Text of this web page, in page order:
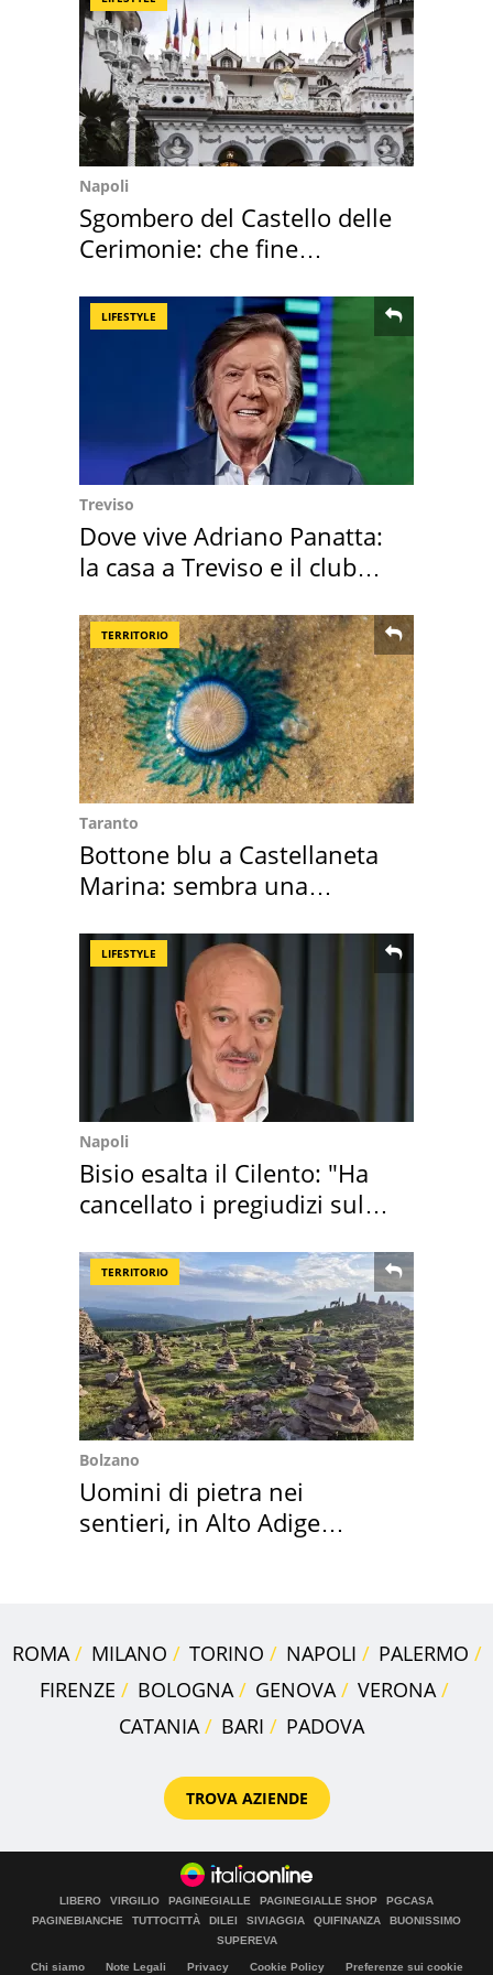
Napoli
Sgombero del Castello delle
Cerimonie: che fine
LIFESTYLE
Treviso
Dove vive Adriano Panatta:
la casa a Treviso e il club
TERRITORIO
Taranto
Bottone blu a Castellaneta
Marina: sembra una
LIFESTYLE
Napoli
Bisio esalta il Cilento: "Ha
cancellato i pregiudizi sul
TERRITORIO
Bolzano
Uomini di pietra nei
sentieri, in Alto Adige
ROMA MILANO TORINO NAPOLI
PALERMO
FIRENZE
BOLOGNA GENOVA
VERONA
CATANIA
BARI PADOVA
TROVA AZIENDE
LIBERO VIRGILIO PAGINEGIALLE PAGINEGIALLE SHOP
PGCASA
PAGINEBIANCHE
TUTTOCITTÀ DILEI SIVIAGGIA QUIFINANZA
BUONISSIMO
SUPEREVA
Chi siamo Note Legali Privacy Cookie Policy
Preferenze sui cookie